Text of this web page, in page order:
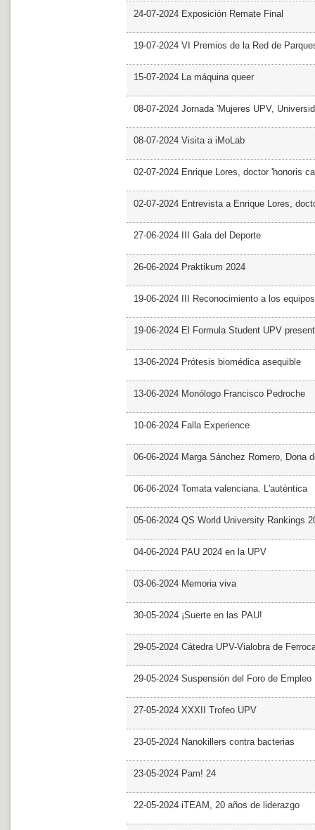
24-07-2024 Exposición Remate Final
19-07-2024 VI Premios de la Red de
15-07-2024 La máquina queer
08-07-2024 Jornada 'Mujeres UPV,
08-07-2024 Visita a iMoLab
02-07-2024 Enrique Lores, doctor 'honoris
02-07-2024 Entrevista a Enrique Lores,
27-06-2024 III Gala del Deporte
26-06-2024 Praktikum 2024
19-06-2024 III Reconocimiento a los
19-06-2024 El Formula Student UPV
13-06-2024 Prótesis biomédica asequible
13-06-2024 Monólogo Francisco Pedroche
10-06-2024 Falla Experience
06-06-2024 Marga Sánchez Romero, Dona
06-06-2024 Tomata valenciana. L'autèntica
05-06-2024 QS World University Rankings
04-06-2024 PAU 2024 en la UPV
03-06-2024 Memoria viva
30-05-2024 ¡Suerte en las PAU!
29-05-2024 Cátedra UPV-Vialobra de
29-05-2024 Suspensión del Foro de Empleo
27-05-2024 XXXII Trofeo UPV
23-05-2024 Nanokillers contra bacterias
23-05-2024 Pam! 24
22-05-2024 iTEAM, 20 años de liderazgo